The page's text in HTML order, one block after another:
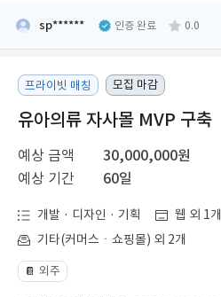
sp****** 인증 완료 0.0
프라이빗 매칭 모집 마감
유아의류 자사몰 MVP 구축
예상 금액
30,000,000원
예상 기간
60일
개발 · 디자인 · 기획
웹 외 1개
기타(커머스ㆍ쇼핑몰) 외 2개
📔 외주